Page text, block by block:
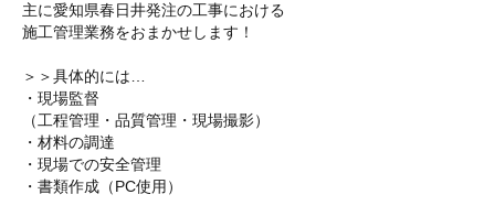
主に愛知県春日井発注の工事における
施工管理業務をおまかせします！
＞＞具体的には…
・現場監督
（工程管理・品質管理・現場撮影）
・材料の調達
・現場での安全管理
・書類作成（PC使用）